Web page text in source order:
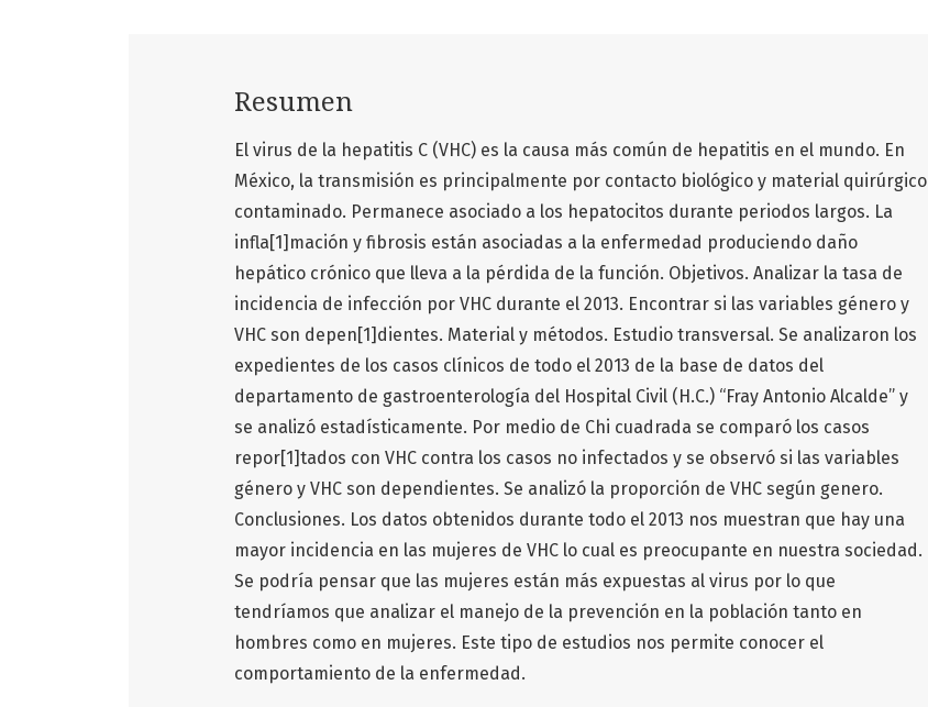
Resumen
El virus de la hepatitis C (VHC) es la causa más común de hepatitis en el mundo. En
México, la transmisión es principalmente por contacto biológico y material quirúrgico
contaminado. Permanece asociado a los hepatocitos durante periodos largos. La
infla[1]mación y fibrosis están asociadas a la enfermedad produciendo daño
hepático crónico que lleva a la pérdida de la función. Objetivos. Analizar la tasa de
incidencia de infección por VHC durante el 2013. Encontrar si las variables género y
VHC son depen[1]dientes. Material y métodos. Estudio transversal. Se analizaron los
expedientes de los casos clínicos de todo el 2013 de la base de datos del
departamento de gastroenterología del Hospital Civil (H.C.) “Fray Antonio Alcalde” y
se analizó estadísticamente. Por medio de Chi cuadrada se comparó los casos
repor[1]tados con VHC contra los casos no infectados y se observó si las variables
género y VHC son dependientes. Se analizó la proporción de VHC según genero.
Conclusiones. Los datos obtenidos durante todo el 2013 nos muestran que hay una
mayor incidencia en las mujeres de VHC lo cual es preocupante en nuestra sociedad.
Se podría pensar que las mujeres están más expuestas al virus por lo que
tendríamos que analizar el manejo de la prevención en la población tanto en
hombres como en mujeres. Este tipo de estudios nos permite conocer el
comportamiento de la enfermedad.